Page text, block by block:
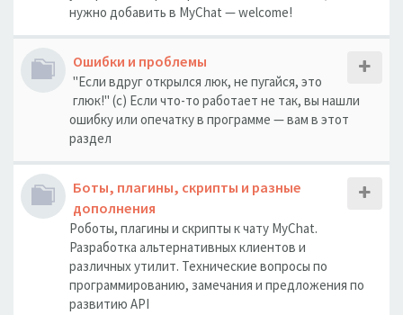
нужно добавить в MyChat — welcome!
Ошибки и проблемы
"Если вдруг открылся люк, не пугайся, это
глюк!" (с) Если что-то работает не так, вы нашли
ошибку или опечатку в программе — вам в этот
раздел
Боты, плагины, скрипты и разные
дополнения
Роботы, плагины и скрипты к чату MyChat.
Разработка альтернативных клиентов и
различных утилит. Технические вопросы по
программированию, замечания и предложения по
развитию API